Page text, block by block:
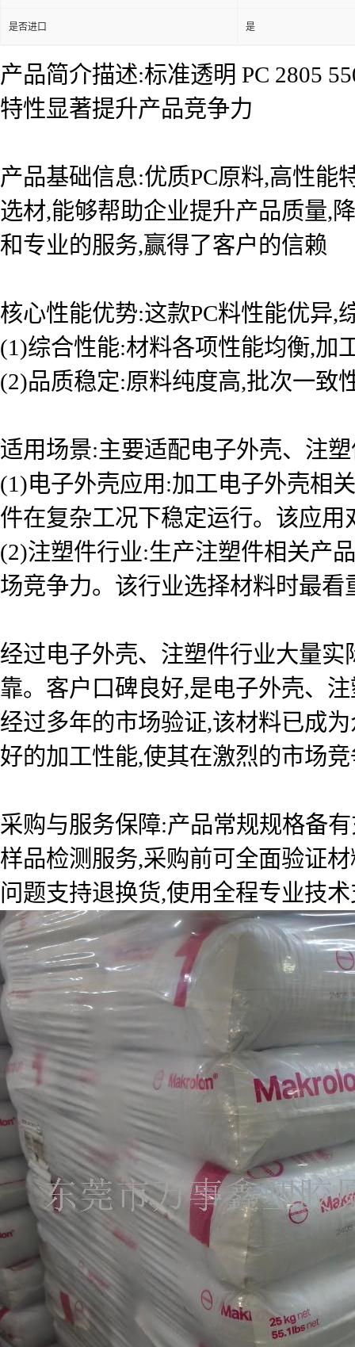
是否进口 是
产品简介描述:标准透明 PC 2805
特性显著提升产品竞争力
产品基础信息:优质PC原料,高性能
选材,能够帮助企业提升产品质量,
和专业的服务,赢得了客户的信赖
核心性能优势:这款PC料性能优异,
(1)综合性能:材料各项性能均衡,加
(2)品质稳定:原料纯度高,批次一致
适用场景:主要适配电子外壳、注
(1)电子外壳应用:加工电子外壳相
件在复杂工况下稳定运行。该应
(2)注塑件行业:生产注塑件相关产
场竞争力。该行业选择材料时最
经过电子外壳、注塑件行业大量
靠。客户口碑良好,是电子外壳、
经过多年的市场验证,该材料已成
好的加工性能,使其在激烈的市场
采购与服务保障:产品常规规格备
样品检测服务,采购前可全面验证
问题支持退换货,使用全程专业技